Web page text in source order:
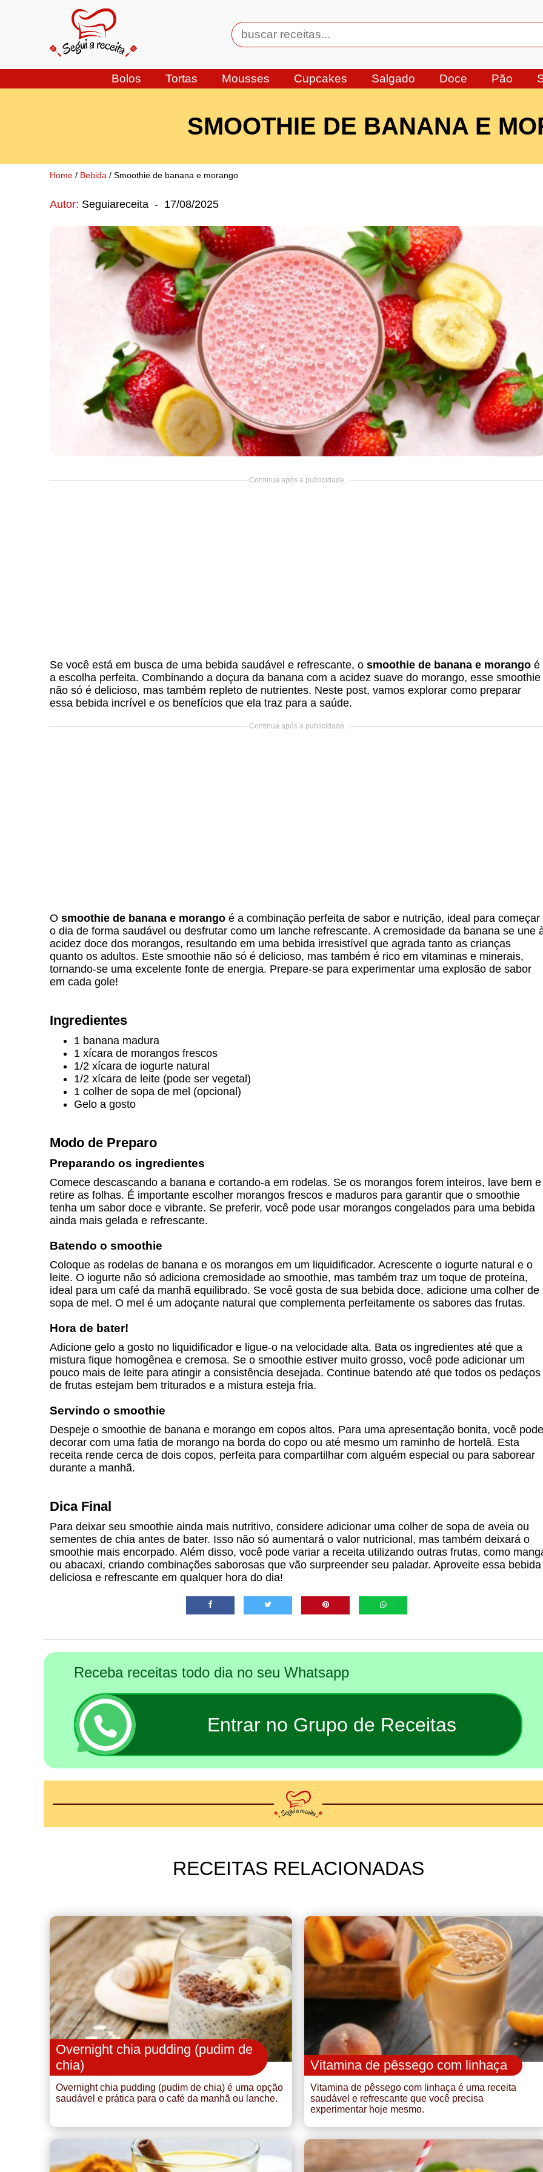
Bolos Tortas Mousses Cupcakes Salgado Doce Pão
SMOOTHIE DE BANANA E
Home / Bebida / Smoothie de banana e morango
Autor: Seguiareceita - 17/08/2025
Continua após a publicidade..
Se você está em busca de uma bebida saudável e refrescante, o smoothie de banana e morango é
a escolha perfeita. Combinando a doçura da banana com a acidez suave do morango, esse smoothie
não só é delicioso, mas também repleto de nutrientes. Neste post, vamos explorar como preparar
essa bebida incrível e os benefícios que ela traz para a saúde.
Continua após a publicidade..
O smoothie de banana e morango é a combinação perfeita de sabor e nutrição, ideal para começar
o dia de forma saudável ou desfrutar como um lanche refrescante. A cremosidade da banana se une
acidez doce dos morangos, resultando em uma bebida irresistível que agrada tanto as crianças
quanto os adultos. Este smoothie não só é delicioso, mas também é rico em vitaminas e minerais,
tornando-se uma excelente fonte de energia. Prepare-se para experimentar uma explosão de sabor
em cada gole!
Ingredientes
1 banana madura
1 xícara de morangos frescos
1/2 xícara de iogurte natural
1/2 xícara de leite (pode ser vegetal)
1 colher de sopa de mel (opcional)
Gelo a gosto
Modo de Preparo
Preparando os ingredientes
Comece descascando a banana e cortando-a em rodelas. Se os morangos forem inteiros, lave bem e
retire as folhas. É importante escolher morangos frescos e maduros para garantir que o smoothie
tenha um sabor doce e vibrante. Se preferir, você pode usar morangos congelados para uma bebida
ainda mais gelada e refrescante.
Batendo o smoothie
Coloque as rodelas de banana e os morangos em um liquidificador. Acrescente o iogurte natural e o
leite. O iogurte não só adiciona cremosidade ao smoothie, mas também traz um toque de proteína,
ideal para um café da manhã equilibrado. Se você gosta de sua bebida doce, adicione uma colher de
sopa de mel. O mel é um adoçante natural que complementa perfeitamente os sabores das frutas.
Hora de bater!
Adicione gelo a gosto no liquidificador e ligue-o na velocidade alta. Bata os ingredientes até que a
mistura fique homogênea e cremosa. Se o smoothie estiver muito grosso, você pode adicionar um
pouco mais de leite para atingir a consistência desejada. Continue batendo até que todos os pedaços
de frutas estejam bem triturados e a mistura esteja fria.
Servindo o smoothie
Despeje o smoothie de banana e morango em copos altos. Para uma apresentação bonita, você pode
decorar com uma fatia de morango na borda do copo ou até mesmo um raminho de hortelã. Esta
receita rende cerca de dois copos, perfeita para compartilhar com alguém especial ou para saborear
durante a manhã.
Dica Final
Para deixar seu smoothie ainda mais nutritivo, considere adicionar uma colher de sopa de aveia ou
sementes de chia antes de bater. Isso não só aumentará o valor nutricional, mas também deixará o
smoothie mais encorpado. Além disso, você pode variar a receita utilizando outras frutas, como
ou abacaxi, criando combinações saborosas que vão surpreender seu paladar. Aproveite essa bebida
deliciosa e refrescante em qualquer hora do dia!
Receba receitas todo dia no seu Whatsapp
Entrar no Grupo de Receitas
RECEITAS RELACIONADAS
Overnight chia pudding (pudim de
chia)
Overnight chia pudding (pudim de chia) é uma opção
saudável e prática para o café da manhã ou lanche.
Vitamina de pêssego com linhaça
Vitamina de pêssego com linhaça é uma receita
saudável e refrescante que você precisa
experimentar hoje mesmo.